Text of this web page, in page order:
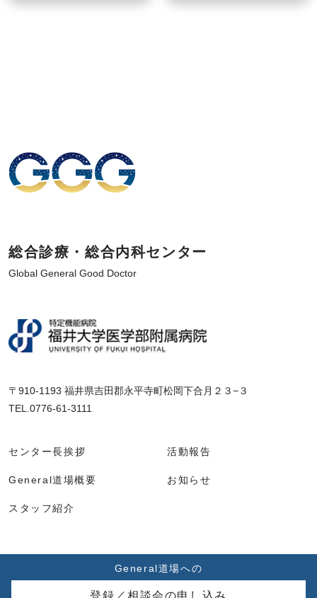
General道場への
登録／相談会の申し込み
総合診療・総合内科センター
Global General Good Doctor
〒910-1193 福井県吉田郡永平寺町松岡下合月２３−３
TEL.0776-61-3111
センター長挨拶
General道場概要
スタッフ紹介
活動報告
お知らせ
© Global General Good Doctor.